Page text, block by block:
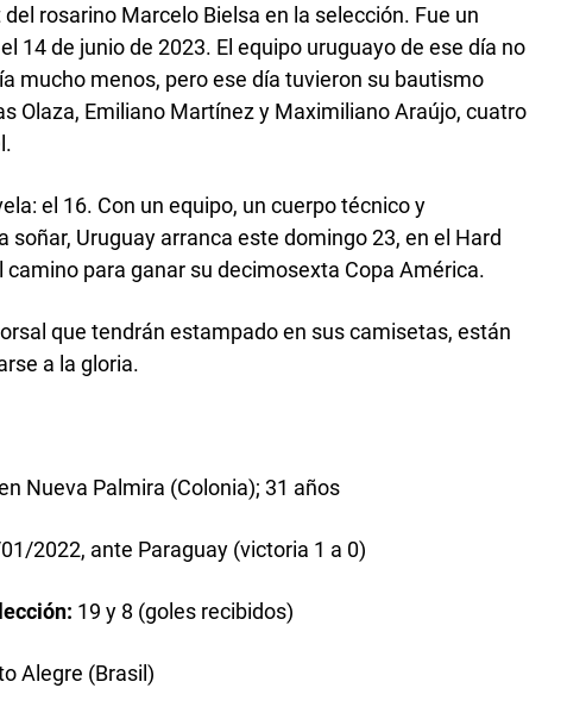
rosarino Marcelo Bielsa en la selección. Fue un
14 de junio de 2023. El equipo uruguayo de ese día no
mucho menos, pero ese día tuvieron su bautismo
Olaza, Emiliano Martínez y Maximiliano Araújo, cuatro
el 16. Con un equipo, un cuerpo técnico y
soñar, Uruguay arranca este domingo 23, en el Hard
camino para ganar su decimosexta Copa América.
que tendrán estampado en sus camisetas, están
a la gloria.
Nueva Palmira (Colonia); 31 años
2022, ante Paraguay (victoria 1 a 0)
19 y 8 (goles recibidos)
Alegre (Brasil)